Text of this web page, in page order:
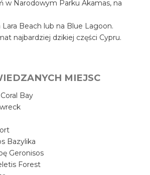
w Narodowym Parku Akamas, na
Lara Beach lub na Blue Lagoon.
najbardziej dzikiej części Cypru.
MIEJSC
Bay
Bazylika
Geronisos
Forest